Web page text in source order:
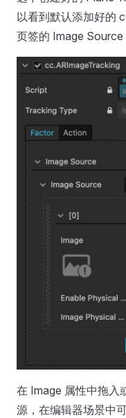
以看到默认添加好的
页签的 Image Source
在 Image 属性中拖入
源，在编辑器场景中